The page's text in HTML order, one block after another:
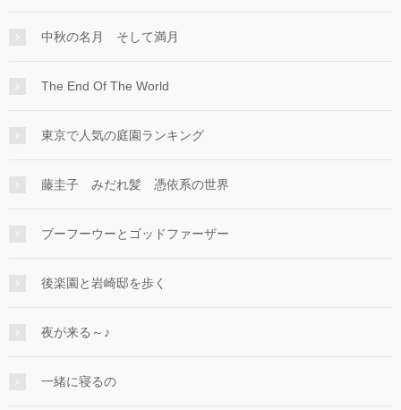
中秋の名月 そして満月
The End Of The World
東京で人気の庭園ランキング
藤圭子 みだれ髪 憑依系の世界
ブーフーウーとゴッドファーザー
後楽園と岩崎邸を歩く
夜が来る～♪
一緒に寝るの